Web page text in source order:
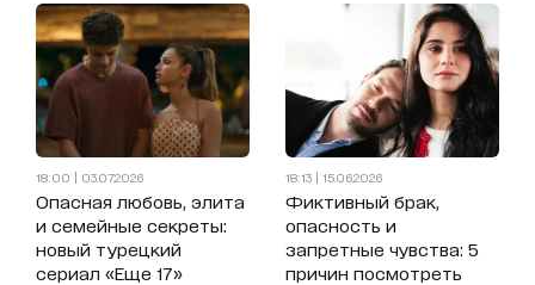
18:00 | 03.07.2026
Опасная любовь, элита
и семейные секреты:
новый турецкий
сериал «Еще 17»
18:13 | 15.06.2026
Фиктивный брак,
опасность и
запретные чувства: 5
причин посмотреть